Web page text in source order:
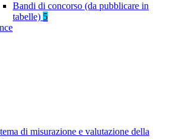
Bandi di concorso (da pubblicare in
tabelle) 5
di misurazione e valutazione della